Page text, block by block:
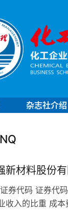
杂志社介绍
新材料股份
券代码 证券代
收入的比重 成